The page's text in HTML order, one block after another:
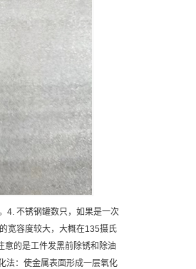
4. 不锈钢罐数只，如果是一次
宽容度较大，大概在135摄氏
意的是工件发黑前除锈和除油
法：使金属表面形成一层氧化